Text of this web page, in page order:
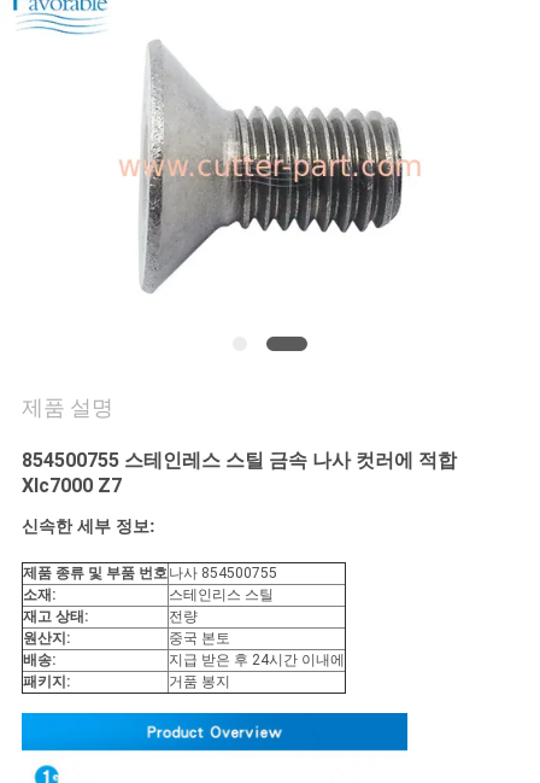
관
스
인
용
문
을
요
제품 설명
854500755 스테인레스 스틸 금속 나사 컷러에 적합
Xlc7000 Z7
신속한 세부 정보:
제품 종류 및 부품 번호나사 854500755
소재:
스테인리스 스틸
재고 상태:
전량
원산지:
중국 본토
배송:
지급 받은 후 24시간 이내에
패키지:
거품 봉지